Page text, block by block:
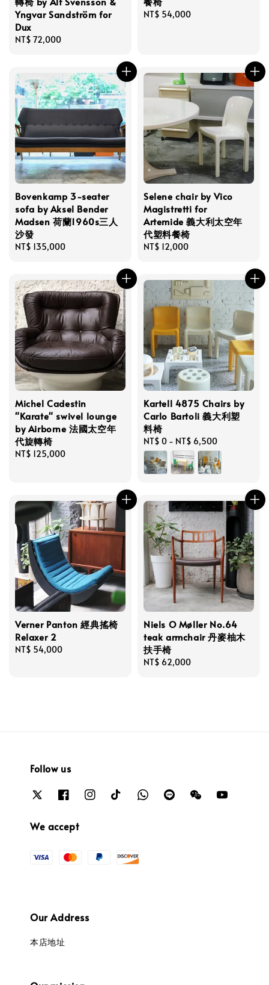
Yngvar Sandström for
Dux
Regular
NT$ 72,000
Regular
NT$ 54,000
Bovenkamp 3-seater
sofa by Aksel Bender
Madsen 荷蘭1960s三人
沙發
Regular
NT$ 135,000
Selene chair by Vico
Magistretti for
Artemide 義大利太空年
代塑料餐椅
Regular
NT$ 12,000
Michel Cadestin
"Karate" swivel lounge
by Airborne 法國太空年
代旋轉椅
Regular
NT$ 125,000
Kartell 4875 Chairs by
Carlo Bartoli 義大利塑
料椅
Regular
price
NT$ 0 - NT$ 6,500
Verner Panton 經典搖椅
Relaxer 2
Regular
NT$ 54,000
Niels O Møller No.64
teak armchair 丹麥柚木
扶手椅
Regular
NT$ 62,000
Follow us
We accept
Our Address
本店地址